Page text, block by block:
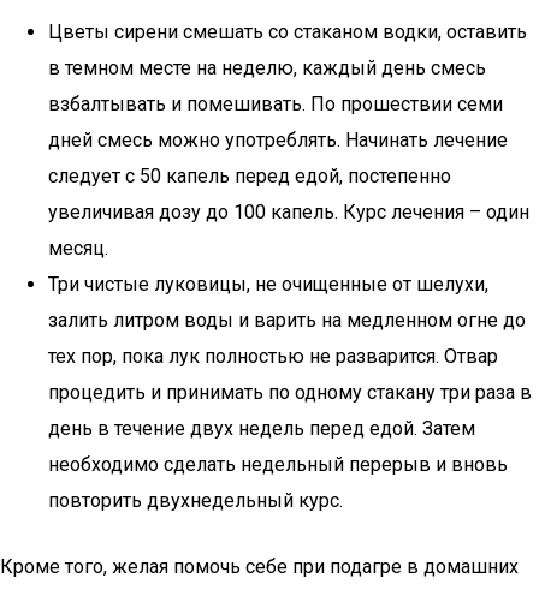
Цветы сирени смешать со стаканом водки, оставить
в темном месте на неделю, каждый день смесь
взбалтывать и помешивать. По прошествии семи
дней смесь можно употреблять. Начинать лечение
следует с 50 капель перед едой, постепенно
увеличивая дозу до 100 капель. Курс лечения – один
месяц.
Три чистые луковицы, не очищенные от шелухи,
залить литром воды и варить на медленном огне до
тех пор, пока лук полностью не разварится. Отвар
процедить и принимать по одному стакану три раза в
день в течение двух недель перед едой. Затем
необходимо сделать недельный перерыв и вновь
повторить двухнедельный курс.
Кроме того, желая помочь себе при подагре в домашних